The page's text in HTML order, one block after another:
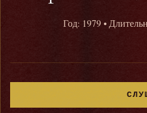
Год: 1979•